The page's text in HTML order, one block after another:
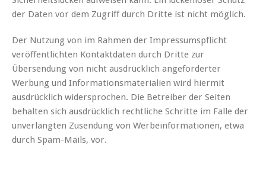
der Daten vor dem Zugriff durch Dritte ist nicht möglich.
Der Nutzung von im Rahmen der Impressumspflicht
veröffentlichten Kontaktdaten durch Dritte zur
Übersendung von nicht ausdrücklich angeforderter
Werbung und Informationsmaterialien wird hiermit
ausdrücklich widersprochen. Die Betreiber der Seiten
behalten sich ausdrücklich rechtliche Schritte im Falle der
unverlangten Zusendung von Werbeinformationen, etwa
durch Spam-Mails, vor.